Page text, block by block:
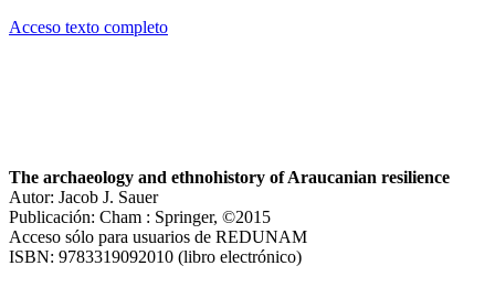
Acceso texto completo
The archaeology and ethnohistory of Araucanian resilience
Autor: Jacob J. Sauer
Publicación: Cham : Springer, ©2015
Acceso sólo para usuarios de REDUNAM
ISBN: 9783319092010 (libro electrónico)